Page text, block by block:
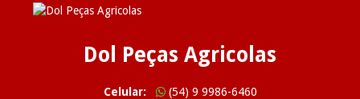
Dol Peças Agricolas
Celular:
(54) 9 9986-6460